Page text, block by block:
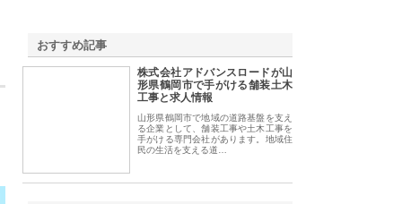
おすすめ記事
株式会社アドバンスロードが山
形県鶴岡市で手がける舗装土木
工事と求人情報
山形県鶴岡市で地域の道路基盤を支え
る企業として、舗装工事や土木工事を
手がける専門会社があります。地域住
民の生活を支える道…